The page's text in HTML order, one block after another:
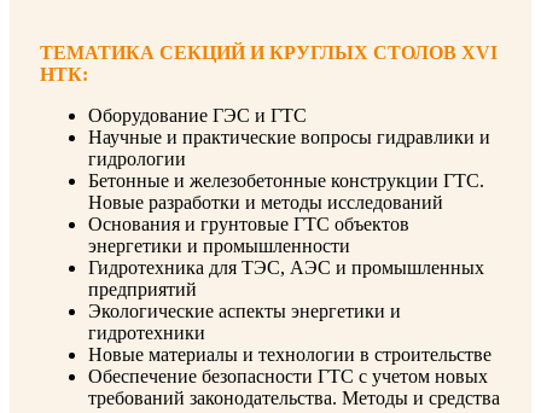
ТЕМАТИКА СЕКЦИЙ И КРУГЛЫХ СТОЛОВ XVI
НТК:
Оборудование ГЭС и ГТС
Научные и практические вопросы гидравлики и
гидрологии
Бетонные и железобетонные конструкции ГТС.
Новые разработки и методы исследований
Основания и грунтовые ГТС объектов
энергетики и промышленности
Гидротехника для ТЭС, АЭС и промышленных
предприятий
Экологические аспекты энергетики и
гидротехники
Новые материалы и технологии в строительстве
Обеспечение безопасности ГТС с учетом новых
требований законодательства. Методы и средства